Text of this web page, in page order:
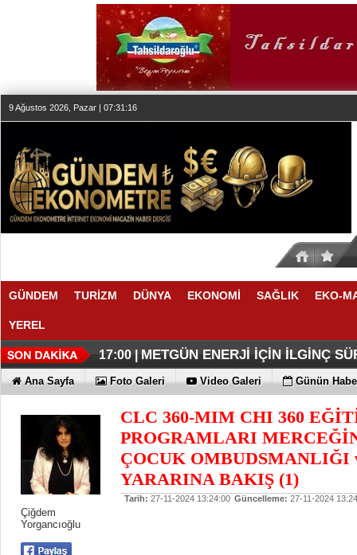
9 Ağustos 2026, Pazar | 07:31:17
GÜNDEM TURİZM DÜNYA EKONOMİ SAĞLIK EKO-
YEREL
17:11 |O ANLAŞMADA NELER VAR
17:08 |O TAHMİNDE YÜKSELME VAR
17:00 | METGÜN ENERJİ İÇİN İLGİNÇ
12:17 |THY REKOR KIRMAYI SEVİYOR
12:02 |ÖZEL FİYATLARLA GELDİLER
11:56 |İŞTE HONOR MAGIC V6
11:53 |TECNO'DA YENİLİKLER VAR
Ana Sayfa Foto Galeri Video Galeri Günün
Çiğdem
Yorgancıoğlu
CLC 360-MIM CHI 360
PROGRAMLARI
ÇOCUK OMBUDSMANLIĞI
YARARINA BAKIŞ (1)
Tarih: 27-11-2024 13:24:00 Güncelleme: 27-11-2024